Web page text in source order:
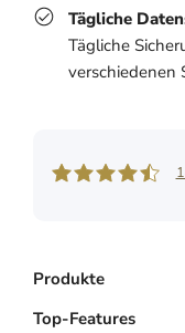
Tägliche
Tägliche
verschiedenen
Produkte
Buchungssystem
Top-Features